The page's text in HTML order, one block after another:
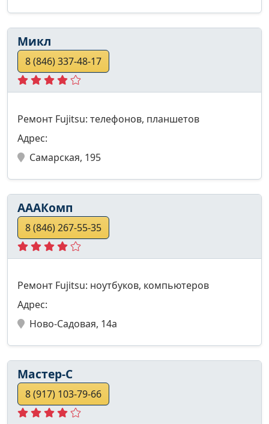
Микл
8 (846) 337-48-17
Ремонт Fujitsu: телефонов, планшетов
Адрес:
Самарская, 195
АААКомп
8 (846) 267-55-35
Ремонт Fujitsu: ноутбуков, компьютеров
Адрес:
Ново-Садовая, 14а
Мастер-С
8 (917) 103-79-66